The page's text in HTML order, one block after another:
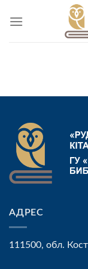
АДРЕС
111500, обл.